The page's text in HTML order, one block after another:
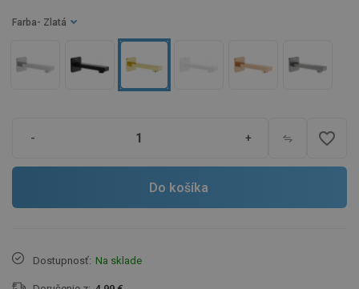
Farba - Zlatá
- + favorite_border
Do košíka
Dostupnosť: Na sklade